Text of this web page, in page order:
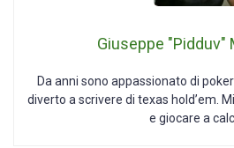
Giuseppe "Pidduv"
Da anni sono appassionato di
diverto a scrivere di texas hold’em.
e giocare a